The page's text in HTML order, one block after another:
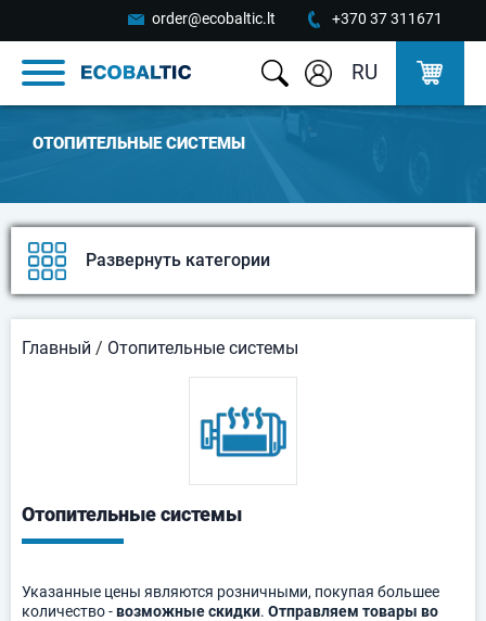
order@ecobaltic.lt +370 37 311671
RU
OТОПИТЕЛЬНЫЕ СИСТЕМЫ
Развернуть категории
Главный / Oтопительные системы
Oтопительные системы
Указанные цены являются розничными, покупая большее
количество -возможные скидки. Отправляем товары во